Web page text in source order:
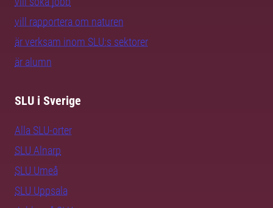
vill rapportera om naturen
är verksam inom SLU:s sektorer
är alumn
SLU i Sverige
Alla SLU-orter
SLU Alnarp
SLU Umeå
SLU Uppsala